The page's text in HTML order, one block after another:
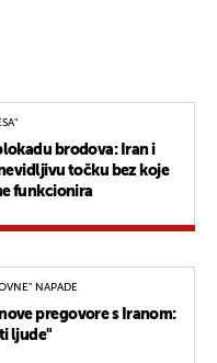
brodova: Iran i
točku bez koje
funkcionira
NAPADE
pregovore s Iranom:
ljude"